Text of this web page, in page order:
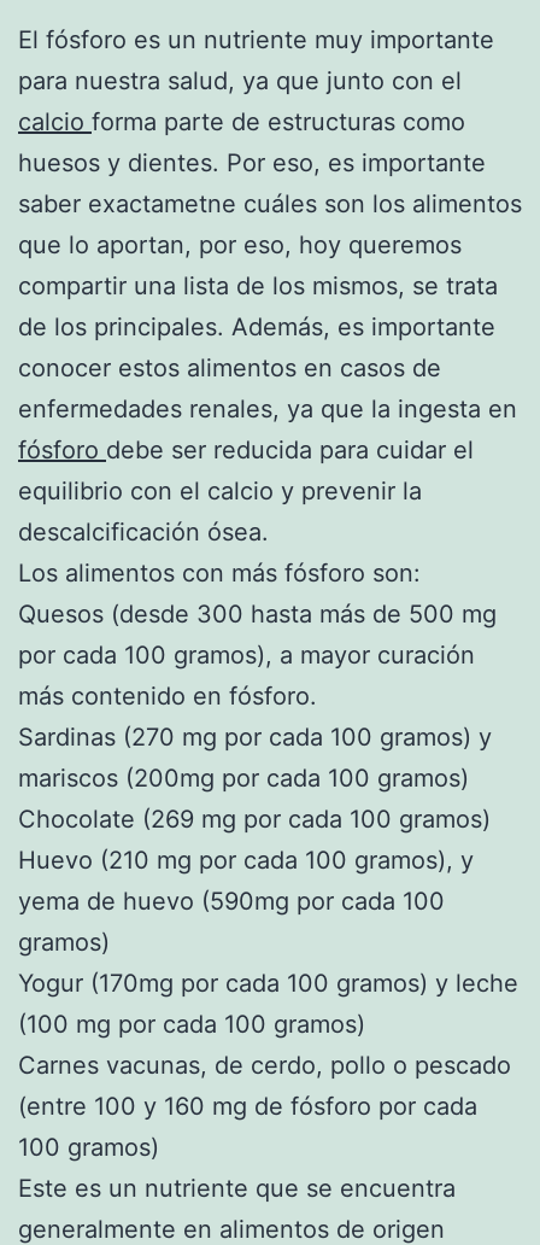
El fósforo es un nutriente muy importante
para nuestra salud, ya que junto con el
calcio forma parte de estructuras como
huesos y dientes. Por eso, es importante
saber exactametne cuáles son los alimentos
que lo aportan, por eso, hoy queremos
compartir una lista de los mismos, se trata
de los principales. Además, es importante
conocer estos alimentos en casos de
enfermedades renales, ya que la ingesta en
fósforo debe ser reducida para cuidar el
equilibrio con el calcio y prevenir la
descalcificación ósea.
Los alimentos con más fósforo son:
Quesos (desde 300 hasta más de 500 mg
por cada 100 gramos), a mayor curación
más contenido en fósforo.
Sardinas (270 mg por cada 100 gramos) y
mariscos (200mg por cada 100 gramos)
Chocolate (269 mg por cada 100 gramos)
Huevo (210 mg por cada 100 gramos), y
yema de huevo (590mg por cada 100
gramos)
Yogur (170mg por cada 100 gramos) y leche
(100 mg por cada 100 gramos)
Carnes vacunas, de cerdo, pollo o pescado
(entre 100 y 160 mg de fósforo por cada
100 gramos)
Este es un nutriente que se encuentra
generalmente en alimentos de origen